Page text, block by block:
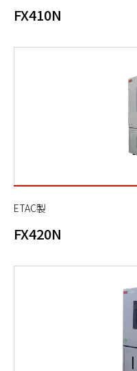
FX410N
ETAC製
FX420N